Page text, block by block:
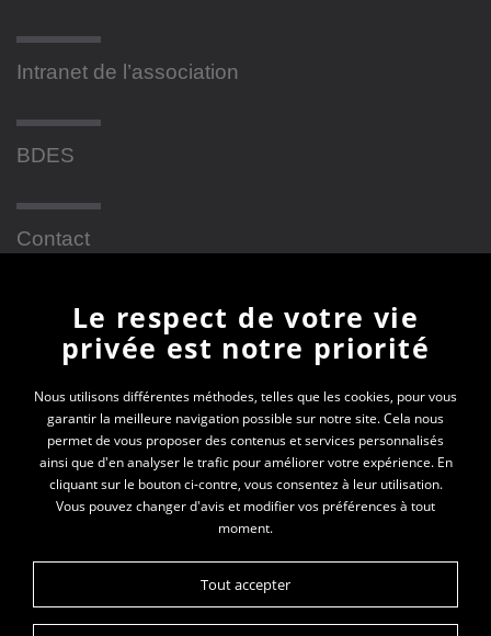
Intranet de l’association
BDES
Contact
Newsletter
En vous inscrivant à la newsletter, vous recevrez
toutes les actualités des PEP 69
Votre e-mail*
Le respect de votre vie
privée est notre priorité
Nous utilisons différentes méthodes, telles que les cookies, pour vous
garantir la meilleure navigation possible sur notre site. Cela nous
permet de vous proposer des contenus et services personnalisés
ainsi que d'en analyser le trafic pour améliorer votre expérience. En
cliquant sur le bouton ci-contre, vous consentez à leur utilisation.
Vous pouvez changer d'avis et modifier vos préférences à tout
moment.
Tout accepter